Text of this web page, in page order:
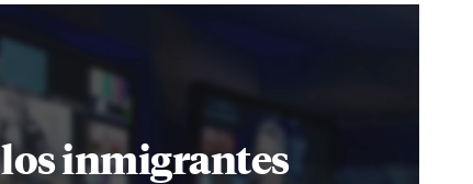
inmigrantes